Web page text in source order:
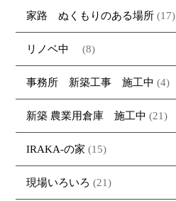
家路 ぬくもりのある場所 (17)
リノベ中 (8)
事務所 新築工事 施工中 (4)
新築 農業用倉庫 施工中 (21)
IRAKA-の家 (15)
現場いろいろ (21)